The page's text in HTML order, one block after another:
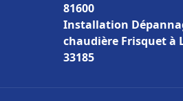
81600
Installation
chaudière Frisquet à
33185